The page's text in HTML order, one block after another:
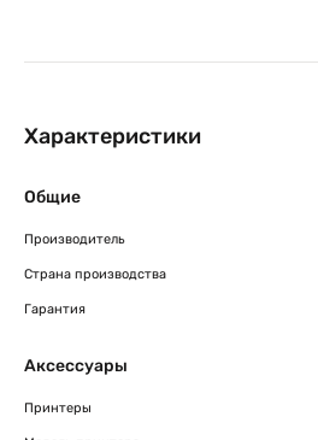
Характеристики
Общие
Производитель
Страна производства
Гарантия
Аксессуары
Принтеры